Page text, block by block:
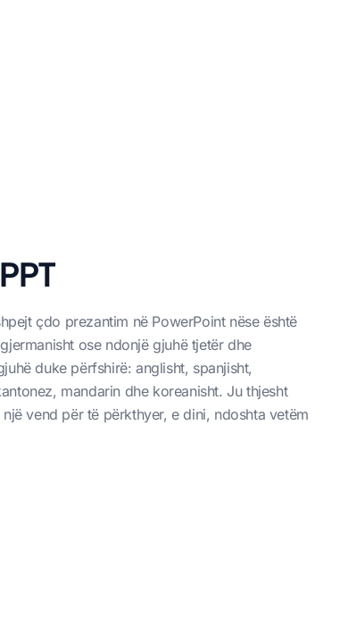
çdo prezantim në PowerPoint nëse është
ose ndonjë gjuhë tjetër dhe
duke përfshirë: anglisht, spanjisht,
mandarin dhe koreanisht. Ju thjesht
vend për të përkthyer, e dini, ndoshta vetëm